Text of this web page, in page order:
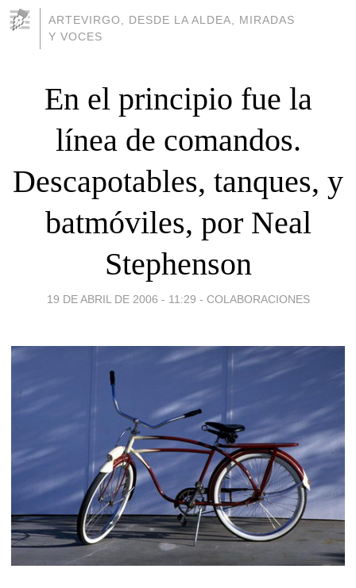
ARTEVIRGO, DESDE LA ALDEA, MIRADAS
Y VOCES
En el principio fue la
línea de comandos.
Descapotables, tanques, y
batmóviles, por Neal
Stephenson
19 DE ABRIL DE 2006 - 11:29 - COLABORACIONES